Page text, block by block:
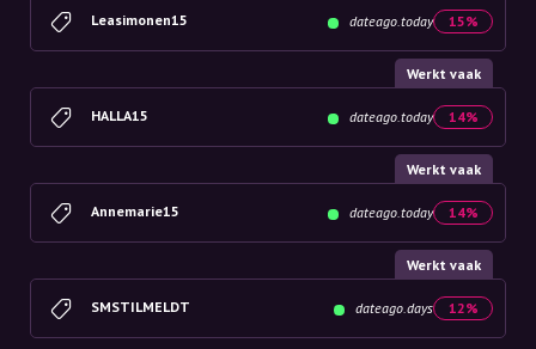
Leasimonen15 dateago.today 15%
Werkt vaak
HALLA15 dateago.today 14%
Werkt vaak
Annemarie15 dateago.today 14%
Werkt vaak
SMSTILMELDT dateago.days 12%